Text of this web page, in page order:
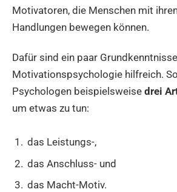
Motivatoren, die Menschen mit
Handlungen bewegen können.
Dafür sind ein paar
Motivationspsychologie hilfreich.
Psychologen beispielsweise drei
um etwas zu tun:
das Leistungs-,
das Anschluss- und
das Macht-Motiv.